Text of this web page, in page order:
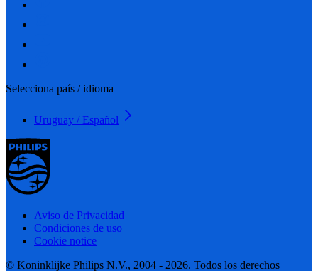
Selecciona país / idioma
Uruguay / Español
Aviso de Privacidad
Condiciones de uso
Cookie notice
© Koninklijke Philips N.V., 2004 - 2026. Todos los derechos